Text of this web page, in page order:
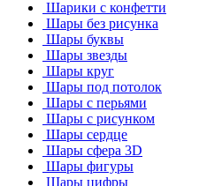
Шарики с конфетти
Шары без рисунка
Шары буквы
Шары звезды
Шары круг
Шары под потолок
Шары с перьями
Шары с рисунком
Шары сердце
Шары сфера 3D
Шары фигуры
Шары цифры